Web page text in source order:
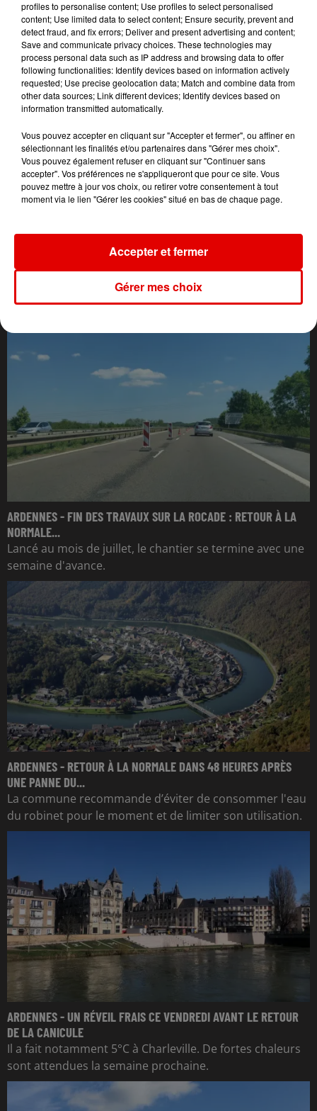
WHITNEY HOUSTON
I Have Nothing
TEMPER CITY
Self Aware
AMIR
A L'imparfaite
L'ACTU DES ARDENNES
ARDENNES - FIN DES TRAVAUX SUR LA ROCADE : RETOUR À LA
NORMALE...
Lancé au mois de juillet, le chantier se termine avec une
semaine d'avance.
ARDENNES - RETOUR À LA NORMALE DANS 48 HEURES APRÈS
UNE PANNE DU...
La commune recommande d’éviter de consommer l'eau
du robinet pour le moment et de limiter son utilisation.
ARDENNES - UN RÉVEIL FRAIS CE VENDREDI AVANT LE RETOUR
DE LA CANICULE
Il a fait notamment 5°C à Charleville. De fortes chaleurs
sont attendues la semaine prochaine.
profiles to personalise content; Use profiles to select personalised
content; Use limited data to select content; Ensure security, prevent and
detect fraud, and fix errors; Deliver and present advertising and content;
Save and communicate privacy choices. These technologies may
process personal data such as IP address and browsing data to offer
following functionalities: Identify devices based on information actively
requested; Use precise geolocation data; Match and combine data from
other data sources; Link different devices; Identify devices based on
information transmitted automatically.
Vous pouvez accepter en cliquant sur "Accepter et fermer", ou affiner en
sélectionnant les finalités et/ou partenaires dans "Gérer mes choix".
Vous pouvez également refuser en cliquant sur "Continuer sans
accepter". Vos préférences ne s'appliqueront que pour ce site. Vous
pouvez mettre à jour vos choix, ou retirer votre consentement à tout
moment via le lien "Gérer les cookies" situé en bas de chaque page.
Gérer mes choix
Accepter et fermer